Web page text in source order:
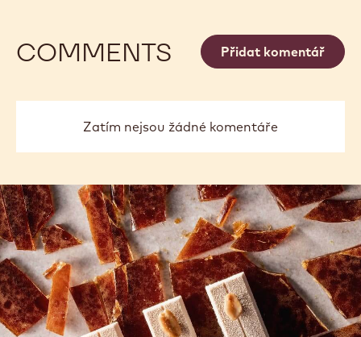
COMMENTS Přidat komentář
Zatím nejsou žádné komentáře